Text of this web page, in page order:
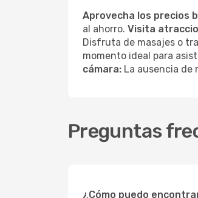
Aprovecha los precios
al ahorro. Visita
Disfruta de masajes o
momento ideal para
cámara: La ausencia
Preguntas
¿Cómo puedo